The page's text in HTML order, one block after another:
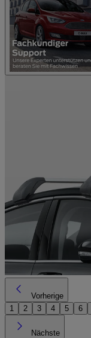
Vorherige
1
2 3 4 5 6
Nächste